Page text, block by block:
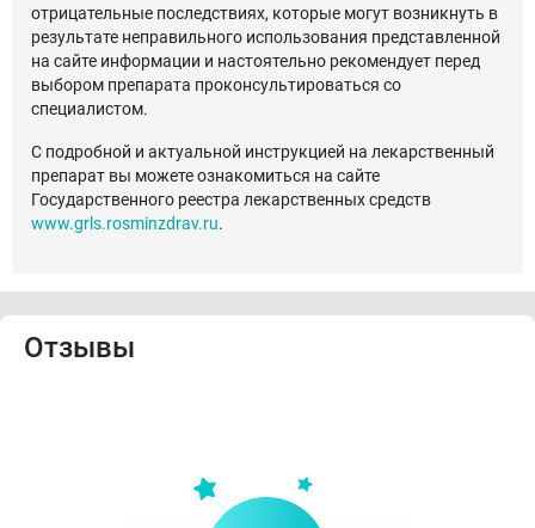
отрицательные последствиях, которые могут возникнуть в
результате неправильного использования представленной
на сайте информации и настоятельно рекомендует перед
выбором препарата проконсультироваться со
специалистом.
С подробной и актуальной инструкцией на лекарственный
препарат вы можете ознакомиться на сайте
Государственного реестра лекарственных средств
www.grls.rosminzdrav.ru.
Отзывы